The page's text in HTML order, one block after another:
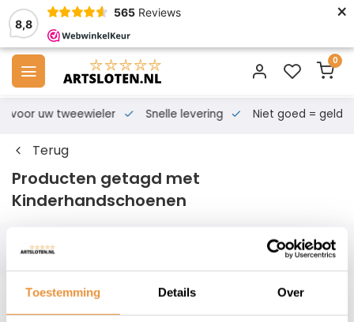
Toestemming Details Over
8,8
565 Reviews ×
0
voor uw tweewieler Snelle levering Niet goed = geld
Terug
Producten getagd met
Kinderhandschoenen
Filters